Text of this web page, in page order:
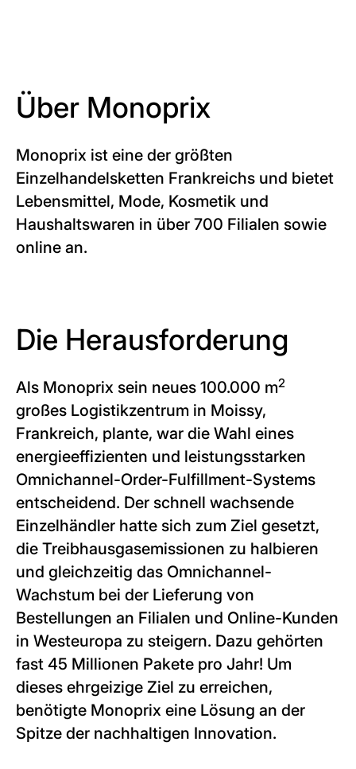
Über Monoprix
Monoprix ist eine der größten
Einzelhandelsketten Frankreichs und bietet
Lebensmittel, Mode, Kosmetik und
Haushaltswaren in über 700 Filialen sowie
online an.
Die Herausforderung
Als Monoprix sein neues 100.000 m2
großes Logistikzentrum in Moissy,
Frankreich, plante, war die Wahl eines
energieeffizienten und leistungsstarken
Omnichannel-Order-Fulfillment-Systems
entscheidend. Der schnell wachsende
Einzelhändler hatte sich zum Ziel gesetzt,
die Treibhausgasemissionen zu halbieren
und gleichzeitig das Omnichannel-
Wachstum bei der Lieferung von
Bestellungen an Filialen und Online-Kunden
in Westeuropa zu steigern. Dazu gehörten
fast 45 Millionen Pakete pro Jahr! Um
dieses ehrgeizige Ziel zu erreichen,
benötigte Monoprix eine Lösung an der
Spitze der nachhaltigen Innovation.